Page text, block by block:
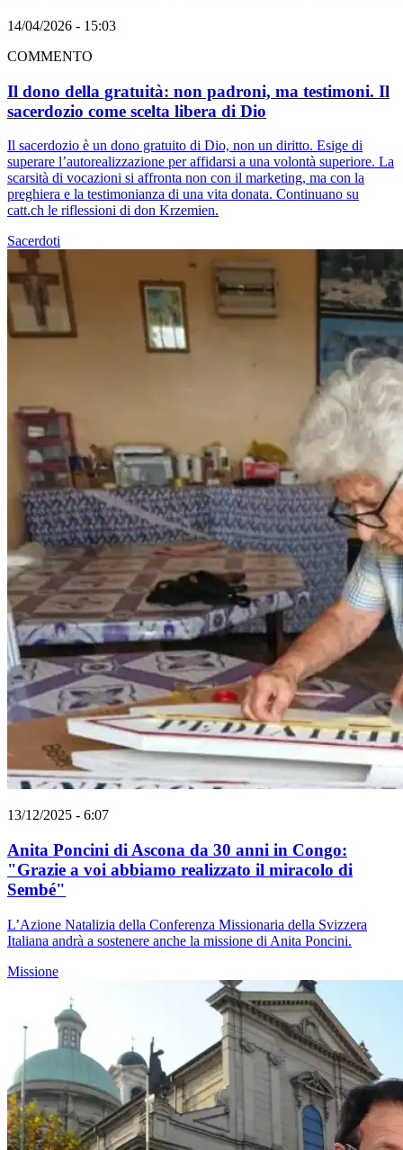
14/04/2026 - 15:03
COMMENTO
Il dono della gratuità: non padroni, ma testimoni. Il
sacerdozio come scelta libera di Dio
Il sacerdozio è un dono gratuito di Dio, non un diritto. Esige di
superare l’autorealizzazione per affidarsi a una volontà superiore. La
scarsità di vocazioni si affronta non con il marketing, ma con la
preghiera e la testimonianza di una vita donata. Continuano su
catt.ch le riflessioni di don Krzemien.
Sacerdoti
13/12/2025 - 6:07
Anita Poncini di Ascona da 30 anni in Congo:
"Grazie a voi abbiamo realizzato il miracolo di
Sembé"
L’Azione Natalizia della Conferenza Missionaria della Svizzera
Italiana andrà a sostenere anche la missione di Anita Poncini.
Missione